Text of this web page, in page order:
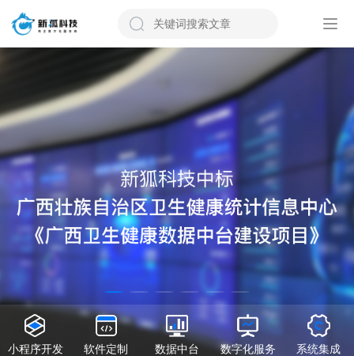
小程序开发 软件定制 数据中台 数字化服务 系统集成